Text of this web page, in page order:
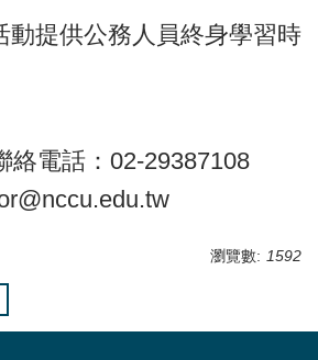
動提供公務人員終身學習時
電話：02-29387108
瀏覽數: 1592